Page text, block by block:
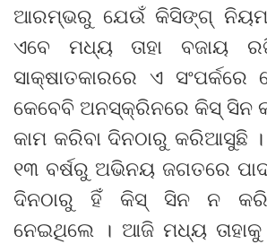
ଆରମ୍ଭରୁ ଯେଉଁ କିସିଙ୍ଗ୍
ଏବେ ମଧ୍ୟ ତାହା ବଜାୟ
ସାକ୍ଷାତକାରରେ ଏ
କେବେବି ଅନସ୍କ୍ରିନରେ କିସ୍ ସିନ
କାମ କରିବା ଦିନଠାରୁ କରିଆସୁଛି
୧୩ ବର୍ଷରୁ ଅଭିନୟ ଜଗତରେ
ଦିନଠାରୁ ହିଁ କିସ୍ ସିନ ନ
ନେଇଥିଲେ । ଆଜି ମଧ୍ୟ